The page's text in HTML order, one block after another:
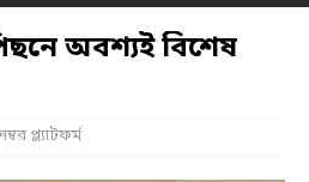
অবশ্যই বিশেষ
প্ল্যাটফর্ম